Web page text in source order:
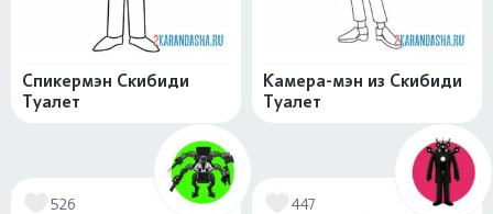
Спикермэн Скибиди
Туалет
Камера-мэн из Скибиди
Туалет
526 447